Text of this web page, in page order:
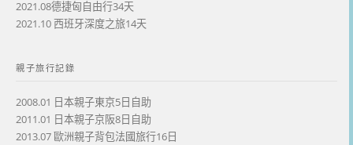
2021.08德捷匈自由行34天
2021.10 西班牙深度之旅14天
親子旅行記錄
2008.01 日本親子東京5日自助
2011.01 日本親子京阪8日自助
2013.07 歐洲親子背包法國旅行16日